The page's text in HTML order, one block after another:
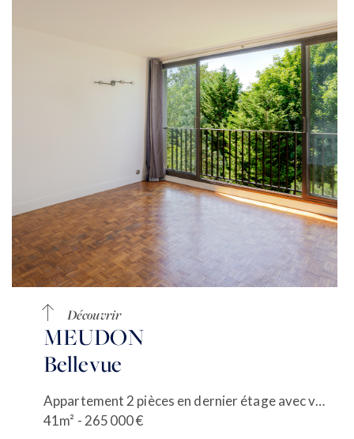
Découvrir
MEUDON
Bellevue
Appartement 2 pièces en dernier étage avec vue verdure
41m² - 265 000 €